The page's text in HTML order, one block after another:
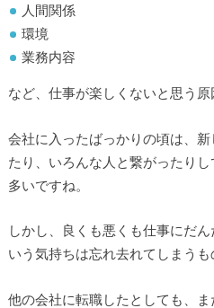
人間関係
環境
業務内容
など、仕事が楽しくないと思う原
会社に入ったばっかりの頃は、
たり、いろんな人と繋がったり
多いですね。
しかし、良くも悪くも仕事にだ
いう気持ちは忘れ去れてしまうも
他の会社に転職したとしても、